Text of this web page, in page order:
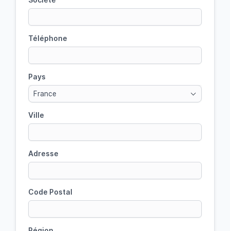
Téléphone
Pays
France
Ville
Adresse
Code Postal